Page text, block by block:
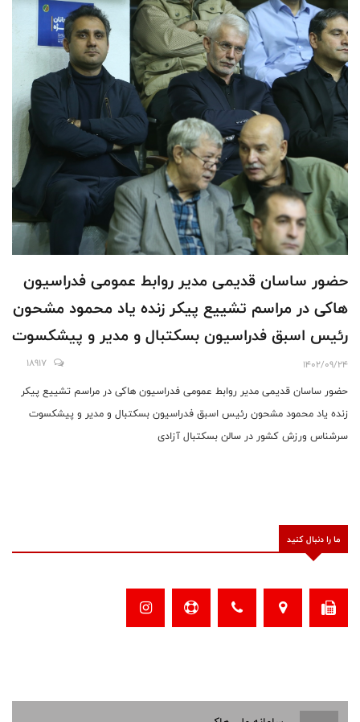
حضور ساسان قدیمی مدیر روابط عمومی فدراسیون
هاکی در مراسم تشییع پیکر زنده یاد محمود مشحون
رئیس اسبق فدراسیون بسکتبال و مدیر و پیشکسوت
سرشناس ورزش کشور در سالن بسکتبال آزادی
1402/09/24
18917
حضور ساسان قدیمی مدیر روابط عمومی فدراسیون هاکی در مراسم تشییع پیکر
زنده یاد محمود مشحون رئیس اسبق فدراسیون بسکتبال و مدیر و پیشکسوت
سرشناس ورزش کشور در سالن بسکتبال آزادی
ما را دنبال کنید